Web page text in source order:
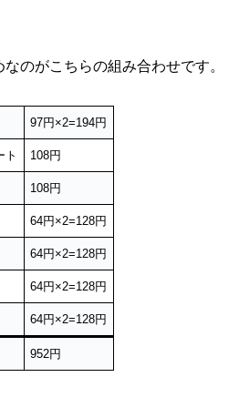
のがこちらの組み合わせです。
97円×2=194円
ト 108円
108円
64円×2=128円
64円×2=128円
64円×2=128円
64円×2=128円
952円